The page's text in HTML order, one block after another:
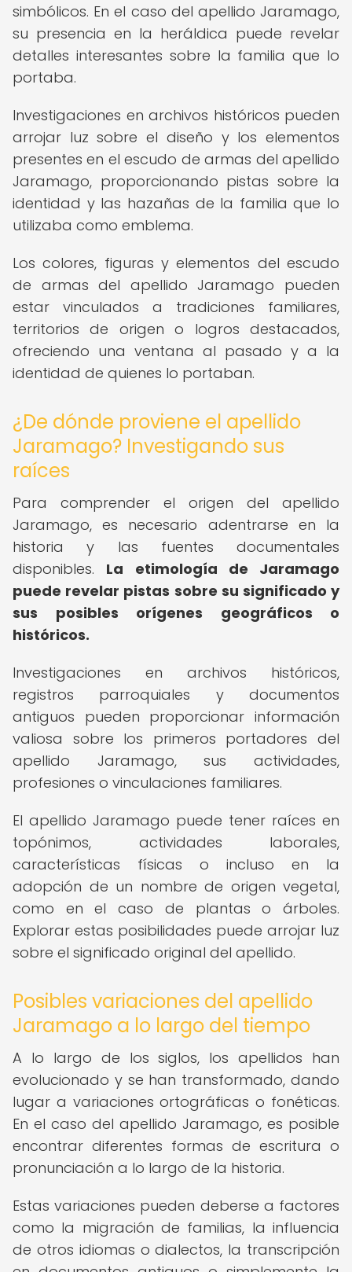
simbólicos. En el caso del apellido Jaramago,
su presencia en la heráldica puede revelar
detalles interesantes sobre la familia que lo
portaba.
Investigaciones en archivos históricos pueden
arrojar luz sobre el diseño y los elementos
presentes en el escudo de armas del apellido
Jaramago, proporcionando pistas sobre la
identidad y las hazañas de la familia que lo
utilizaba como emblema.
Los colores, figuras y elementos del escudo
de armas del apellido Jaramago pueden
estar vinculados a tradiciones familiares,
territorios de origen o logros destacados,
ofreciendo una ventana al pasado y a la
identidad de quienes lo portaban.
¿De dónde proviene el apellido
Jaramago? Investigando sus
raíces
Para comprender el origen del apellido
Jaramago, es necesario adentrarse en la
historia y las fuentes documentales
disponibles. La etimología de Jaramago
puede revelar pistas sobre su significado y
sus posibles orígenes geográficos o
históricos.
Investigaciones en archivos históricos,
registros parroquiales y documentos
antiguos pueden proporcionar información
valiosa sobre los primeros portadores del
apellido Jaramago, sus actividades,
profesiones o vinculaciones familiares.
El apellido Jaramago puede tener raíces en
topónimos, actividades laborales,
características físicas o incluso en la
adopción de un nombre de origen vegetal,
como en el caso de plantas o árboles.
Explorar estas posibilidades puede arrojar luz
sobre el significado original del apellido.
Posibles variaciones del apellido
Jaramago a lo largo del tiempo
A lo largo de los siglos, los apellidos han
evolucionado y se han transformado, dando
lugar a variaciones ortográficas o fonéticas.
En el caso del apellido Jaramago, es posible
encontrar diferentes formas de escritura o
pronunciación a lo largo de la historia.
Estas variaciones pueden deberse a factores
como la migración de familias, la influencia
de otros idiomas o dialectos, la transcripción